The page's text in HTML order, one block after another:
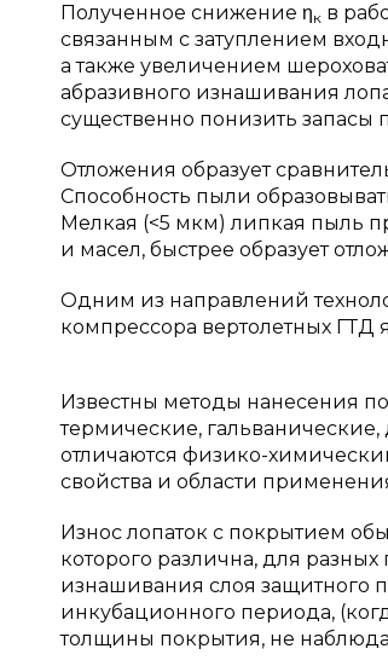
Полученное снижение ηк в
связанным с затуплением
а также увеличением
абразивного изнашивания
существенно понизить запасы
Отложения образует
Способность пыли
Мелкая (<5 мкм) липкая пыль
и масел, быстрее образует
Одним из направлений
компрессора вертолетных ГТД
Известны методы нанесения
термические,
отличаются физико-
свойства и области
Износ лопаток с покрытием
которого различна, для
изнашивания слоя защитного
инкубационного периода,
толщины покрытия, не